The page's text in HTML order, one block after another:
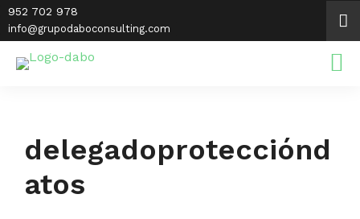
Saltar
al
952 702 978
info@grupodaboconsulting.com
delegadoprotecciónd
atos